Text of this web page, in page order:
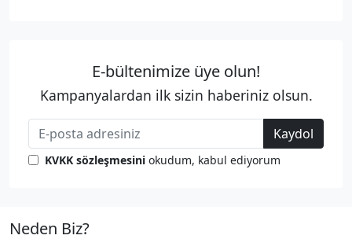
E-bültenimize üye olun!
Kampanyalardan ilk sizin haberiniz olsun.
Kaydol
KVKK sözleşmesini okudum, kabul ediyorum
Neden Biz?